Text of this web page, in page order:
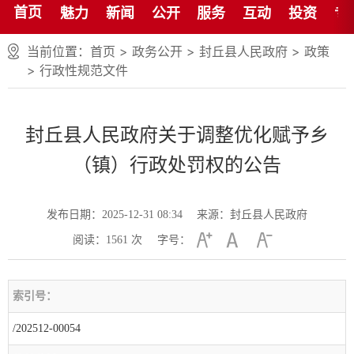
首页 魅力 新闻 公开 服务 互动 投资 专
当前位置： 首页 > 政务公开 > 封丘县人民政府 > 政策
> 行政性规范文件
封丘县人民政府关于调整优化赋予乡
（镇）行政处罚权的公告
发布日期：2025-12-31 08:34 来源：封丘县人民政府
阅读： 1561 次 字号：
索引号：
/202512-00054